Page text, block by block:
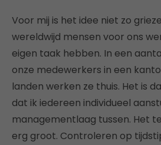
Voor mij is het idee niet zo
wereldwijd mensen voor ons
eigen taak hebben. In een
onze medewerkers in een
landen werken ze thuis. Het is
dat ik iedereen individueel
managementlaag tussen. Het
erg groot. Controleren op